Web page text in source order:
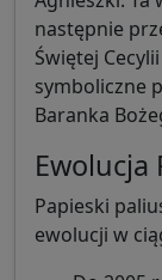
następnie
Świętej
symboliczne
Baranka
Ewolucja
Papieski
ewolucji w